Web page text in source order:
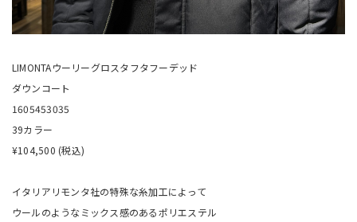
LIMONTAウーリーグロスタフタフーデッド
ダウンコート
1605453035
39カラー
¥104,500 (税込)
イタリアリモンタ社の特殊な糸加工によって
ウールのようなミックス感のあるポリエステル